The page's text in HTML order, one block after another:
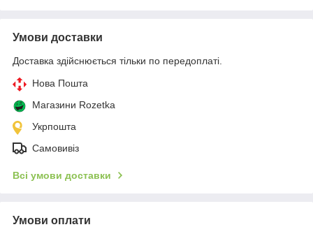
Умови доставки
Доставка здійснюється тільки по передоплаті.
Нова Пошта
Магазини Rozetka
Укрпошта
Самовивіз
Всі умови доставки
Умови оплати